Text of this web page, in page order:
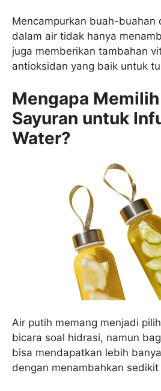
Mencampurkan buah-buahan
dalam air tidak hanya
juga memberikan tambahan
antioksidan yang baik untuk
Mengapa
Sayuran untuk
Water?
Air putih memang menjadi
bicara soal hidrasi, namun
bisa mendapatkan lebih
dengan menambahkan